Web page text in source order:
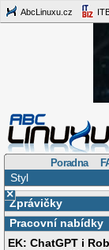
AbcLinuxu.cz
Poradna
Styl
×
Zprávičky
Pracovní nabídky
EK: ChatGPT i